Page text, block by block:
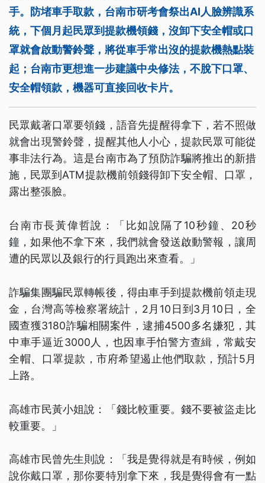
手。防堵車手取款，台南市研考會祭出AI人臉辨識系
統，下個月起民眾到提款機領錢，沒卸下安全帽或口
罩就會啟動警鈴聲，將從車手常出沒的提款機熱點裝
起；台南市更想進一步建議中央修法，不脫下口罩、
安全帽領款，機器可直接回收卡片。
民眾戴著口罩要領錢，語音先提醒得拿下，若不照做
就會出現警鈴聲，提醒其他人小心，提款民眾可能從
事非法行為。這是台南市為了預防詐騙將推出的新措
施，民眾到ATM提款機前領錢得卸下安全帽、口罩，
露出整張臉。
台南市長黃偉哲說：「比如說隔了10秒鐘、20秒
鐘，如果他不拿下來，我們就會發送啟動警報，讓周
遭的民眾以及銀行的行員跑出來查看。」
詐騙集團騙民眾轉帳後，得由車手到提款機前領走現
金，台灣高等檢察署統計，2月10日到3月10日，全
國查獲3180詐騙相關案件，逮捕4500多名嫌犯，其
中車手逼近3000人，也因車手怕警方查緝，常戴安
全帽、口罩提款，市府希望遏止他們取款，預計5月
上路。
高雄市民黃小姐說：「錢比較重要。錢不要被盜走比
較重要。」
高雄市民曾先生則說：「我是覺得就是有時候，例如
說你戴口罩，那你要特別拿下來，我是覺得會有一點